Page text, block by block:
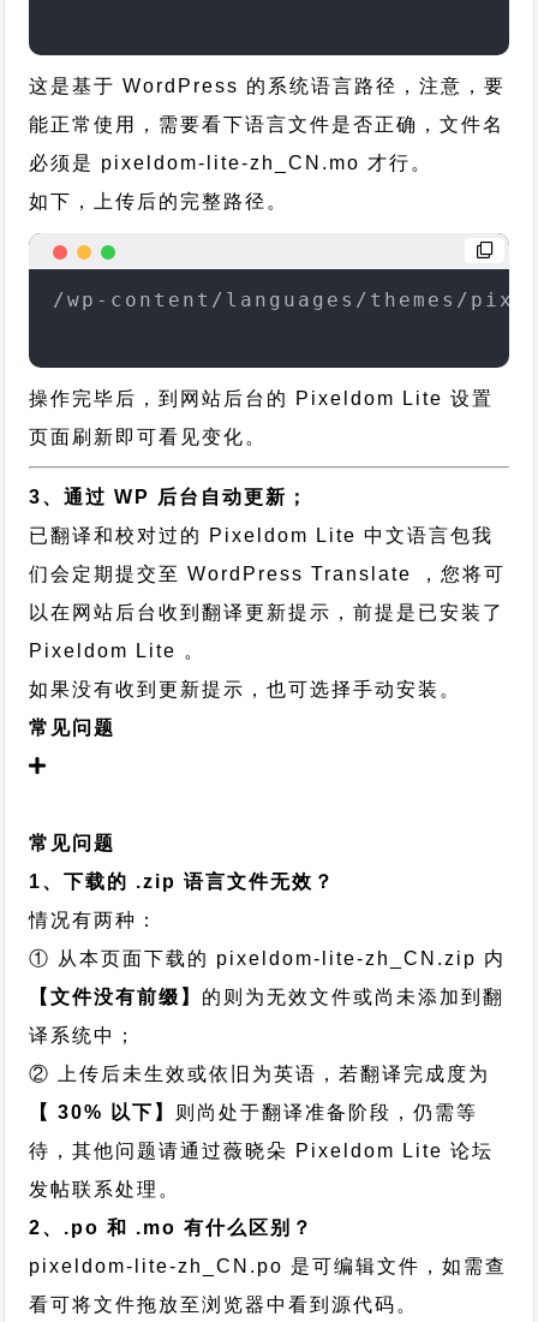
这是基于 WordPress 的系统语言路径，注意，要
能正常使用，需要看下语言文件是否正确，文件名
必须是 pixeldom-lite-zh_CN.mo 才行。
如下，上传后的完整路径。
/wp-content/languages/themes/
操作完毕后，到网站后台的 Pixeldom Lite 设置
页面刷新即可看见变化。
3、通过 WP 后台自动更新；
已翻译和校对过的 Pixeldom Lite 中文语言包我
们会定期提交至 WordPress Translate ，您将可
以在网站后台收到翻译更新提示，前提是已安装了
Pixeldom Lite 。
如果没有收到更新提示，也可选择手动安装。
常见问题
常见问题
1、下载的 .zip 语言文件无效？
情况有两种：
① 从本页面下载的 pixeldom-lite-zh_CN.zip 内
【文件没有前缀】 的则为无效文件或尚未添加到翻
译系统中；
② 上传后未生效或依旧为英语，若翻译完成度为
【 30% 以下】 则尚处于翻译准备阶段，仍需等
待，其他问题请通过薇晓朵 Pixeldom Lite 论坛
发帖联系处理。
2、.po 和 .mo 有什么区别？
pixeldom-lite-zh_CN.po 是可编辑文件，如需查
看可将文件拖放至浏览器中看到源代码。